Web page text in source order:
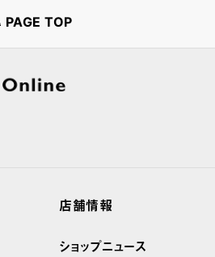
PAGE TOP
店舗情報
ショップニュース